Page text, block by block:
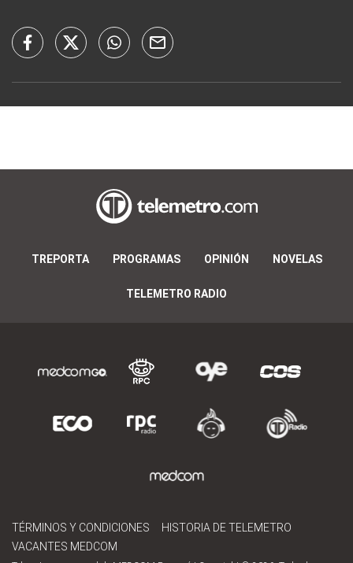
TREPORTA PROGRAMAS OPINIÓN NOVELAS
TELEMETRO RADIO
TÉRMINOS Y CONDICIONES
HISTORIA DE TELEMETRO
VACANTES MEDCOM